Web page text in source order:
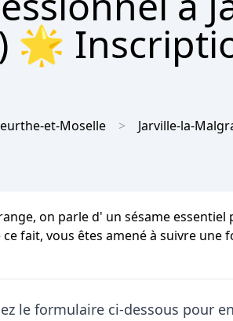
🌟
et-Moselle Jarville-la-
on parle d' un sésame
fait, vous êtes amené à suivre
le formulaire ci-dessous pour